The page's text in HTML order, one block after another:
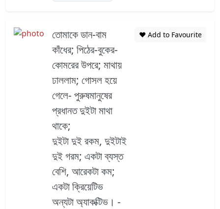
তোমাকে ডান-বাম
কাঁধের; পিঠের-বুকের-
কোমরের উপরে; মাথায়
ঢাললাম; গোসল হয়ে
গেলে- পুরুষমানুষের
প্রধানত দুইটা মাথা
থাকে;
দুইটা দুই রকম, দুইটাই
দুই গরম; একটা ব্যস্ত
বেশি, আরেকটা কম;
একটা ক্রিয়েটিভ
অন্যটা অ্যাকক্টিভ। -
❤️ Add to Favourite